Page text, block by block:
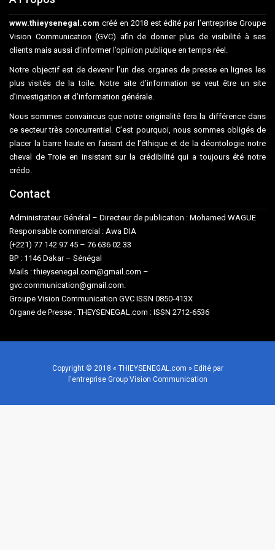
www.thieysenegal.com créé en 2018 est édité par l’entreprise Groupe
Vision Communication (GVC) afin de donner plus de visibilité à ses
clients mais aussi d’informer l’opinion publique en temps réel.
Notre objectif est de devenir l’un des organes de presse en lignes les
plus visités de la toile. Notre site d’information se veut être un site
d’investigation et d’information générale.
Nous sommes convaincus que notre originalité fera la différence dans
ce secteur très concurrentiel. C’est pourquoi, nous sommes obligés de
placer la barre haute en faisant de l’éthique et de la déontologie notre
cheval de Troie en insistant sur la crédibilité qui a toujours été notre
crédo.
Contact
Administrateur Général – Directeur de publication : Mohamed WAGUE
Responsable commercial : Awa DIA
(+221) 77 142 97 45 – 76 636 02 33
BP : 1146 Dakar – Sénégal
Mails : thieysenegal.com@gmail.com –
gvc.communication@gmail.com.
Groupe Vision Communication GVC ISSN 0850-413X
Organe de Presse : THEYSENEGAL.com : ISSN 2712-6536
Copyright © 2018 « THIEYSENEGAL.com » Edité par
l'entreprise Group Vision Communication